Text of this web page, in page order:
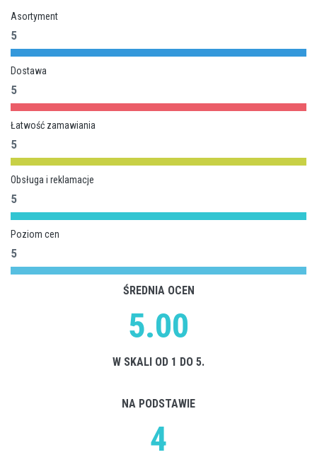
Asortyment
5
Dostawa
5
Łatwość zamawiania
5
Obsługa i reklamacje
5
Poziom cen
5
ŚREDNIA OCEN
5.00
W SKALI OD 1 DO 5.
NA PODSTAWIE
4